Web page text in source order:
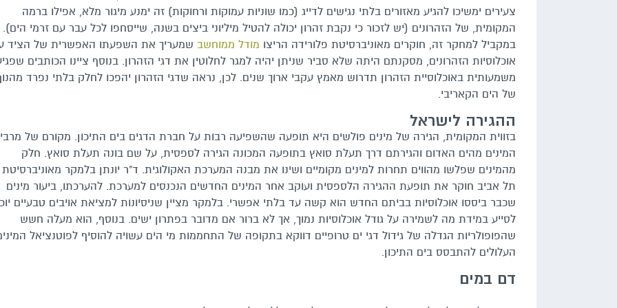
צעירים ימשיכו להגיע מאזורים בלתי נגישים לדייג (כמו שוניות עמוקות ורחוקות) זה ימנע מיגור מלא, אפילו ברמה
המקומית, של הזהרונים (יש לזכור כי נקבת זהרון יכולה להטיל מיליוני ביצים בשנה, שייסחפו לכל עבר עם זרמי הים).
במקביל למחקר זה, חוקרים מאוניברסיטת פלורידה הריצו מודל ממוחשב שמעריך את השפעתו האפשרית של הציד
אוכלוסיות הזהרונים, מסקנתם היתה שלא סביר שניתן יהיה למגר לחלוטין את דגי הזהרון. בנוסף ציינו הכותבים
משמעותית באוכלוסיית הזהרון תדרוש מאמץ עקבי ארוך שנים. לכן, נראה שדגי הזהרון יהפכו לחלק בלתי נפרד
של הים הקאריבי.
ההגירה לישראל
בזווית המקומית, הגירה של מינים פולשים היא תופעה שהשפיעה רבות על חברת הדגים בים התיכון. מקורם של
המינים מהים האדום והגירתם דרך תעלת סואץ בתופעה המכונה הגירה לספסית, על שם בונה תעלת סואץ. חלק
מהמינים שפלשו מהווים תחרות למינים מקומיים ושינו את מבנה המערכת האקולוגית. ד"ר יונתן בלמקר מאוניברסיטת
תל אביב חוקר את תופעת ההגירה הלספסית ועוקב אחר המינים החדשים הנכנסים למערכת. להערכתו, ביעור מינים
שכבר ביססו אוכלוסיות בביתם החדש הוא קשה עד בלתי אפשרי. בלמקר מציין שניסיונות למציאת אויבים טבעיים
לסייע במידת מה לשמירה על גודל אוכלוסיות נמוך, אך לא ברור אם מדובר בפתרון ישים. בנוסף, הוא מעלה חשש
שהפופולריות הגדלה של גידול דגי ים טרופיים דווקא בתקופה של התחממות מי הים עשויה להוסיף לפוטנציאל
העלולים להתבסס בים התיכון.
דם במים